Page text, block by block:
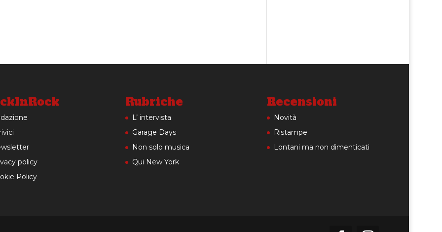
policy
Policy
Rubriche
L’ intervista
Garage Days
Non solo musica
Qui New York
Recensioni
Novità
Ristampe
Lontani ma non dimenticati